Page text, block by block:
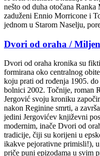
nešto od duha otočana
zaduženi Ennio Morricone i
jednom u Starom Naselju,
Dvori od oraha /
Dvori od oraha kronika su
formirana oko centralnog
koju prati od rođenja 1905.
bolnici 2002. Točnije, roman
Jergović svoju kroniku
nakon Reginine smrti, a
jedini Jergovićev književni
modernim, inače Dvori od
tradicije, čiji su korijeni u
ikakve pejorativne primisli!),
priče puni epizodama u svim